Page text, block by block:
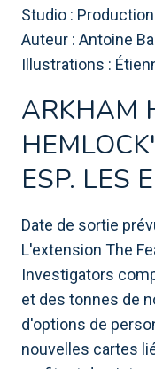
Studio :
Auteur : Antoine
Illustrations :
ARKHAM
ESP. LES
Date de sortie
L'extension The
Investigators
et des tonnes de
d'options de
nouvelles cartes